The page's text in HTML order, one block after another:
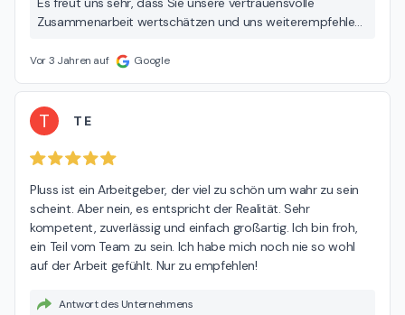
Zusammenarbeit wertschätzen und uns weiterempfehlen
Vor 3 Jahren auf Google
T T E
Pluss ist ein Arbeitgeber, der viel zu schön um wahr zu sein
scheint. Aber nein, es entspricht der Realität. Sehr
kompetent, zuverlässig und einfach großartig. Ich bin froh,
ein Teil vom Team zu sein. Ich habe mich noch nie so wohl
auf der Arbeit gefühlt. Nur zu empfehlen!
Antwort des Unternehmens